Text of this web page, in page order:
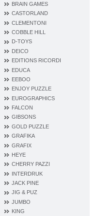
BRAIN GAMES
CASTORLAND
CLEMENTONI
COBBLE HILL
D‐TOYS
DEICO
EDITIONS RICORDI
EDUCA
EEBOO
ENJOY PUZZLE
EUROGRAPHICS
FALCON
GIBSONS
GOLD PUZZLE
GRAFIKA
GRAFIX
HEYE
CHERRY PAZZI
INTERDRUK
JACK PINE
JIG & PUZ
JUMBO
KING